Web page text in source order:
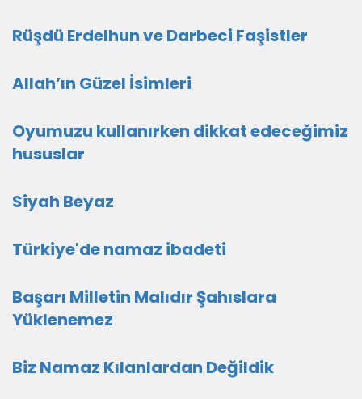
Rüşdü Erdelhun ve Darbeci Faşistler
Allah’ın Güzel İsimleri
Oyumuzu kullanırken dikkat edeceğimiz
hususlar
Siyah Beyaz
Türkiye'de namaz ibadeti
Başarı Milletin Malıdır Şahıslara
Yüklenemez
Biz Namaz Kılanlardan Değildik